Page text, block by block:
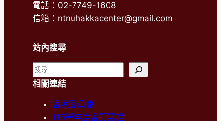
電話：02-7749-1608
信箱：ntnuhakkacenter@gmail.com
站內搜尋
搜
尋
相關連結
客家委員會
115學年度客語認證